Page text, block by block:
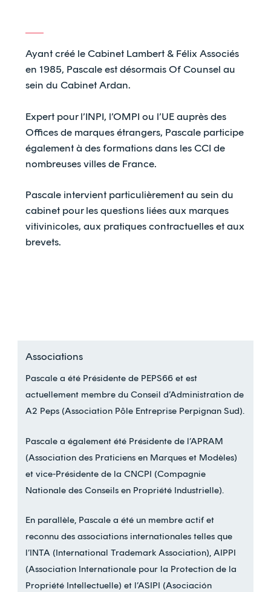
Ayant créé le Cabinet Lambert & Félix Associés
en 1985, Pascale est désormais Of Counsel au
sein du Cabinet Ardan.
Expert pour l’INPI, l’OMPI ou l’UE auprès des
Offices de marques étrangers, Pascale participe
également à des formations dans les CCI de
nombreuses villes de France.
Pascale intervient particulièrement au sein du
cabinet pour les questions liées aux marques
vitivinicoles, aux pratiques contractuelles et aux
brevets.
Associations
Pascale a été Présidente de PEPS66 et est
actuellement membre du Conseil d’Administration de
A2 Peps (Association Pôle Entreprise Perpignan Sud).
Pascale a également été Présidente de l’APRAM
(Association des Praticiens en Marques et Modèles)
et vice-Présidente de la CNCPI (Compagnie
Nationale des Conseils en Propriété Industrielle).
En parallèle, Pascale a été un membre actif et
reconnu des associations internationales telles que
l’INTA (International Trademark Association), AIPPI
(Association Internationale pour la Protection de la
Propriété Intellectuelle) et l’ASIPI (Asociación